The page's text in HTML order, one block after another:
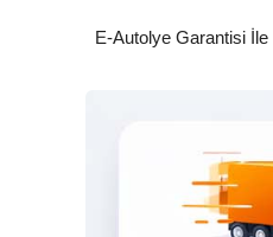
E-Autolye Garantisi İle